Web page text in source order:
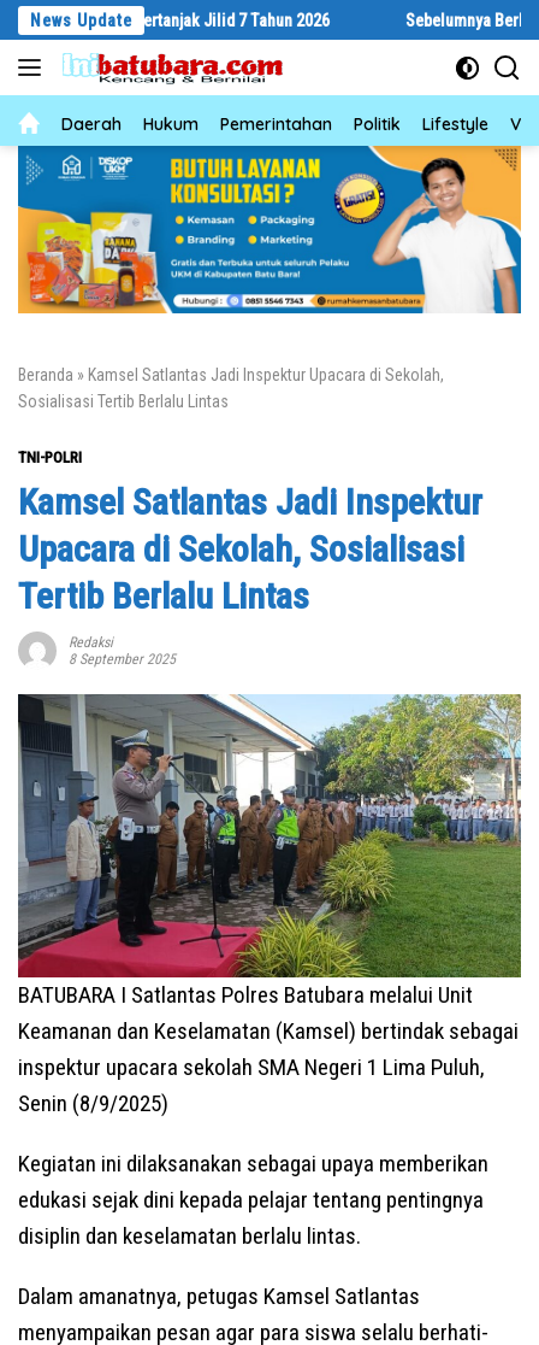
Langsung
konten
News Update
Bertanjak Jilid 7 Tahun 2026 Sebelumnya Berlantaikan Tanah
NewsDaerah Hukum Pemerintahan Politik Lifestyle
Beranda » Kamsel Satlantas Jadi Inspektur Upacara di Sekolah,
Sosialisasi Tertib Berlalu Lintas
TNI-POLRI
Kamsel Satlantas Jadi Inspektur
Upacara di Sekolah, Sosialisasi
Tertib Berlalu Lintas
Redaksi
8 September 2025
BATUBARA I Satlantas Polres Batubara melalui Unit
Keamanan dan Keselamatan (Kamsel) bertindak sebagai
inspektur upacara sekolah SMA Negeri 1 Lima Puluh,
Senin (8/9/2025)
Kegiatan ini dilaksanakan sebagai upaya memberikan
edukasi sejak dini kepada pelajar tentang pentingnya
disiplin dan keselamatan berlalu lintas.
Dalam amanatnya, petugas Kamsel Satlantas
menyampaikan pesan agar para siswa selalu berhati-